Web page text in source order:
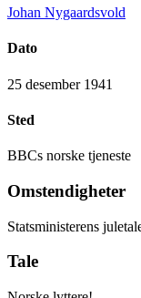
Johan Nygaardsvold
Dato
25 desember 1941
Sted
BBCs norske tjeneste
Omstendigheter
Statsministerens
Tale